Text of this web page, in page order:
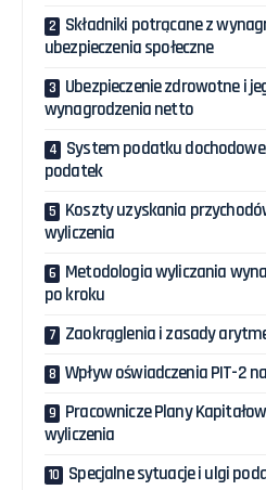
Składniki potrącane z
ubezpieczenia społeczne
Ubezpieczenie zdrowotne i
wynagrodzenia netto
System podatku
podatek
Koszty uzyskania
wyliczenia
Metodologia wyliczania
po kroku
Zaokrąglenia i zasady
Wpływ oświadczenia PIT-2
Pracownicze Plany
wyliczenia
Specjalne sytuacje i ulgi